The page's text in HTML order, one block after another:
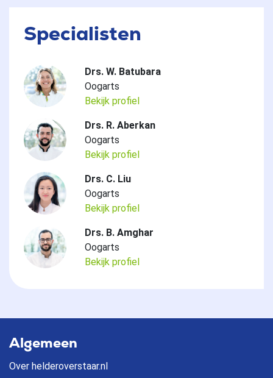
Specialisten
Drs. W. Batubara
Oogarts
Bekijk profiel
Drs. R. Aberkan
Oogarts
Bekijk profiel
Drs. C. Liu
Oogarts
Bekijk profiel
Drs. B. Amghar
Oogarts
Bekijk profiel
Algemeen
Over helderoverstaar.nl